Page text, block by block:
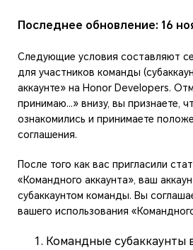
Последнее обновление: 16
Следующие условия составляют
для участников команды
аккаунте» на Honor Developers.
принимаю…» внизу, вы признаете,
ознакомились и принимаете
соглашения.
После того как вас пригласили
«Командного аккаунта», ваш
субаккаунтом команды. Вы
вашего использования
Командные субаккаунты